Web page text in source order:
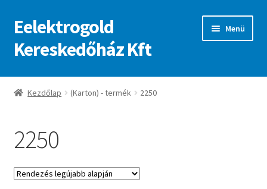
Ugrás
a
navigációhoz
Kilépés
a
tartalomba
Eelektrogold
Kereskedőház Kft
Menü
Kezdőlap
Adatvédelmi irányelvek
ajanlatkeres
Kezdőlap (Karton) - termék 2250
2250